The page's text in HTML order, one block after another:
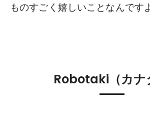
ものすごく嬉しいことなんです
Robotaki（カナ